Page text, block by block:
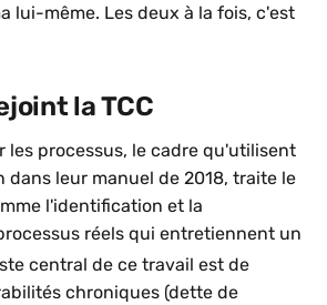
lui-même. Les deux à la fois, c'est
la TCC
les processus, le cadre qu'utilisent
dans leur manuel de 2018, traite le
l'identification et la
réels qui entretiennent un
central de ce travail est de
chroniques (dette de